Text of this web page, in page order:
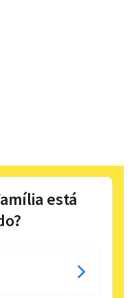
está